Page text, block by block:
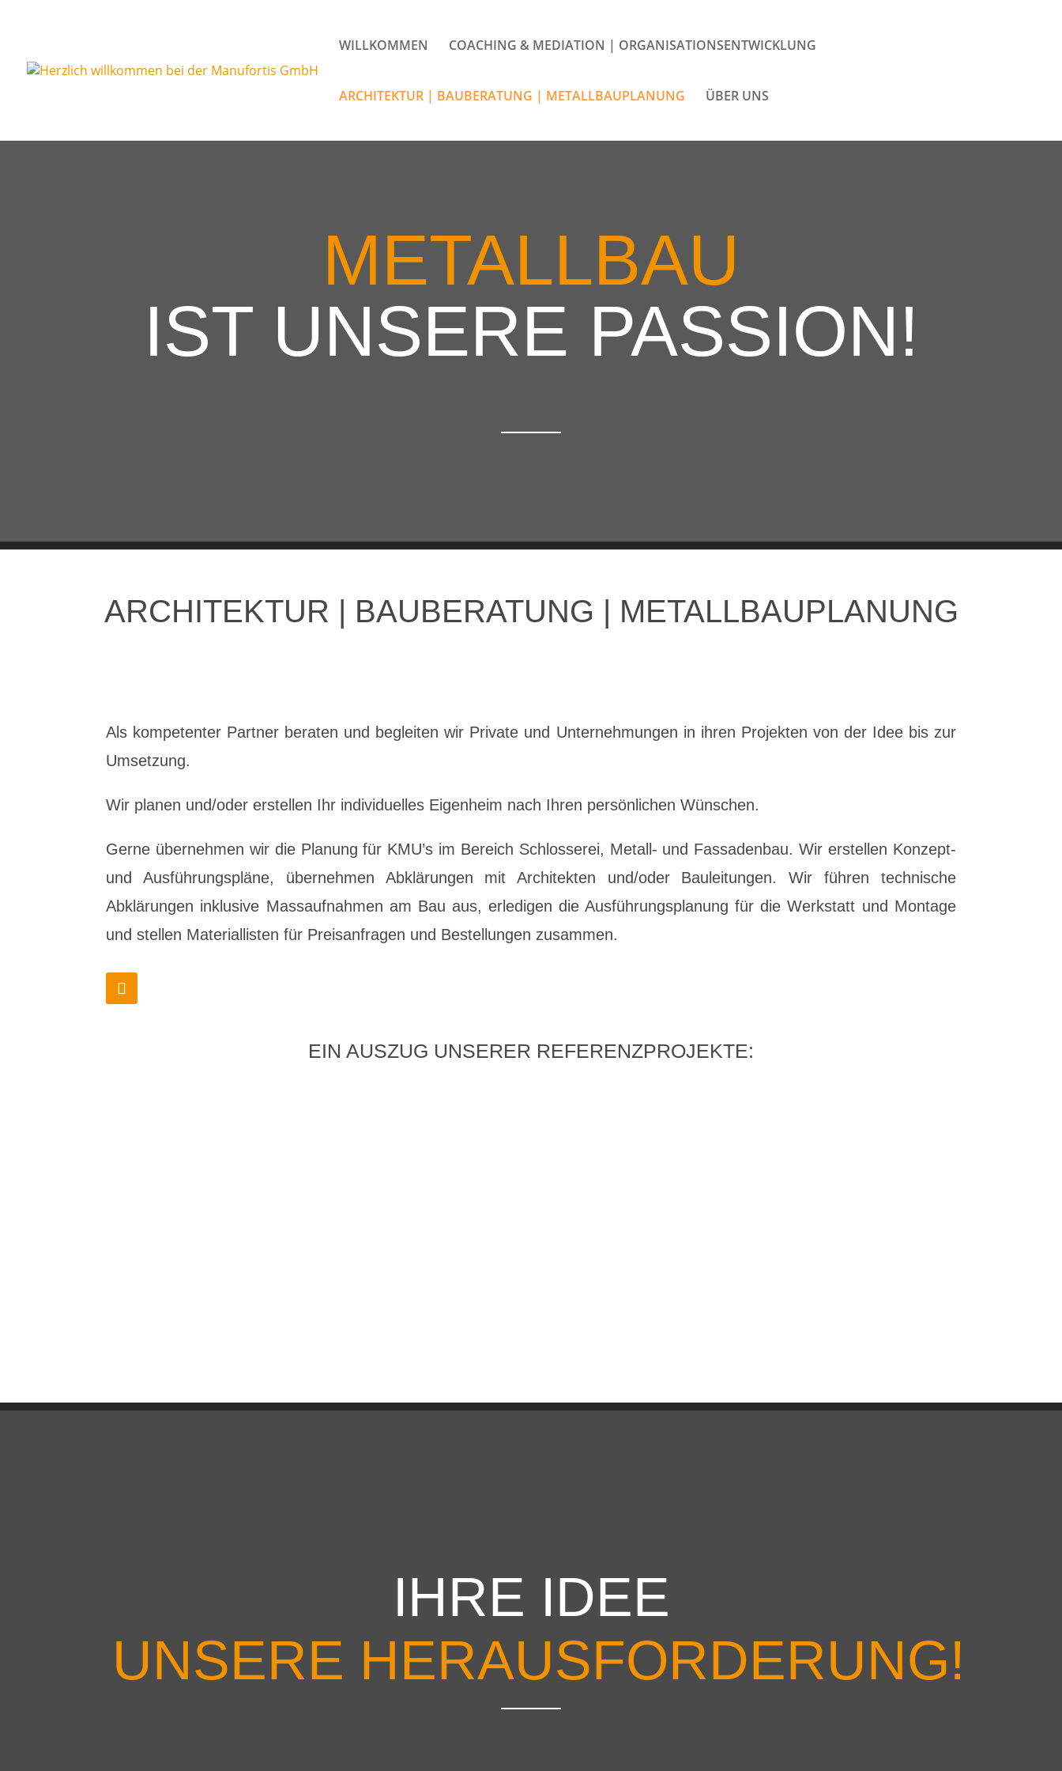
WILLKOMMEN COACHING & MEDIATION | ORGANISATIONSENTWICKLUNG
ARCHITEKTUR | BAUBERATUNG | METALLBAUPLANUNG ÜBER UNS
METALLBAU
IST UNSERE PASSION!
ARCHITEKTUR | BAUBERATUNG | METALLBAUPLANUNG
Als kompetenter Partner beraten und begleiten wir Private und Unternehmungen in ihren Projekten von der Idee bis zur
Umsetzung.
Wir planen und/oder erstellen Ihr individuelles Eigenheim nach Ihren persönlichen Wünschen.
Gerne übernehmen wir die Planung für KMU’s im Bereich Schlosserei, Metall- und Fassadenbau. Wir erstellen Konzept-
und Ausführungspläne, übernehmen Abklärungen mit Architekten und/oder Bauleitungen. Wir führen technische
Abklärungen inklusive Massaufnahmen am Bau aus, erledigen die Ausführungsplanung für die Werkstatt und Montage
und stellen Materiallisten für Preisanfragen und Bestellungen zusammen.
EIN AUSZUG UNSERER REFERENZPROJEKTE:
IHRE IDEE
UNSERE HERAUSFORDERUNG!